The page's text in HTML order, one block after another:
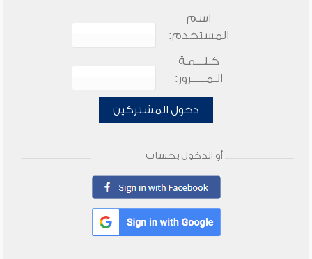
اسم
المستخدم:
كـلـــمـة
الـمـــــرور:
دخول المشتركين
أو الدخول بحساب